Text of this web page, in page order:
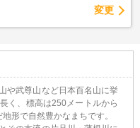
変更
や武尊山など日本百名山に挙
く、標高は250メートルから
形で自然豊かなまちです。